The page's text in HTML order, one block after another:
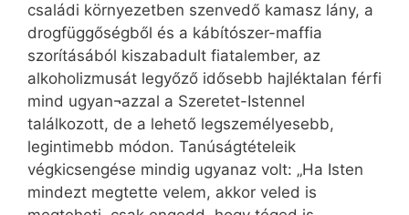
családi környezetben szenvedő kamasz lány, a
drogfüggőségből és a kábítószer-maffia
szorításából kiszabadult fiatalember, az
alkoholizmusát legyőző idősebb hajléktalan férfi
mind ugyan¬azzal a Szeretet-Istennel
találkozott, de a lehető legszemélyesebb,
legintimebb módon. Tanúságtételeik
végkicsengése mindig ugyanaz volt: „Ha Isten
mindezt megtette velem, akkor veled is